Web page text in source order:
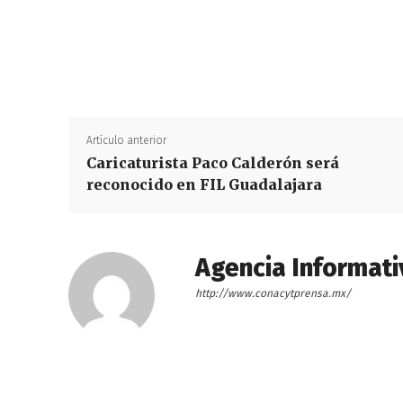
Artículo anterior
Caricaturista Paco Calderón será
reconocido en FIL Guadalajara
Agencia
http://www.conacytprensa.mx/